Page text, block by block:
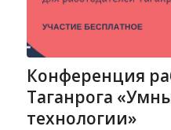
Конференция
Таганрога
технологии»